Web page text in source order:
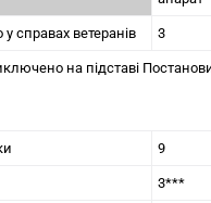
у справах ветеранів 3
на підставі
9
3***